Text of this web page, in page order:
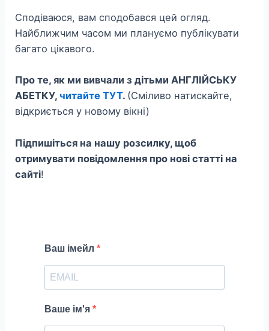
Сподіваюся, вам сподобався цей огляд.
Найближчим часом ми плануємо публікувати
багато цікавого.
Про те, як ми вивчали з дітьми АНГЛІЙСЬКУ
АБЕТКУ, читайте ТУТ. (Сміливо натискайте,
відкриється у новому вікні)
Підпишіться на нашу розсилку, щоб
отримувати повідомлення про нові статті на
сайті!
Ваш імейл
Ваше ім'я